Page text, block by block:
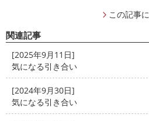
この記事
関連記事
[2025年9月11日]
気になる引き合い
[2024年9月30日]
気になる引き合い